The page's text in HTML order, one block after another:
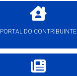
PORTAL DO CONTRIBUINTE